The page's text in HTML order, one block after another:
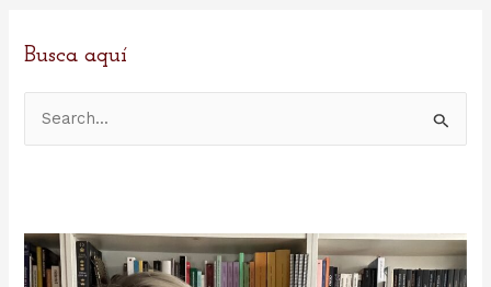
Islas
Orcadas
Busca aquí
r
p